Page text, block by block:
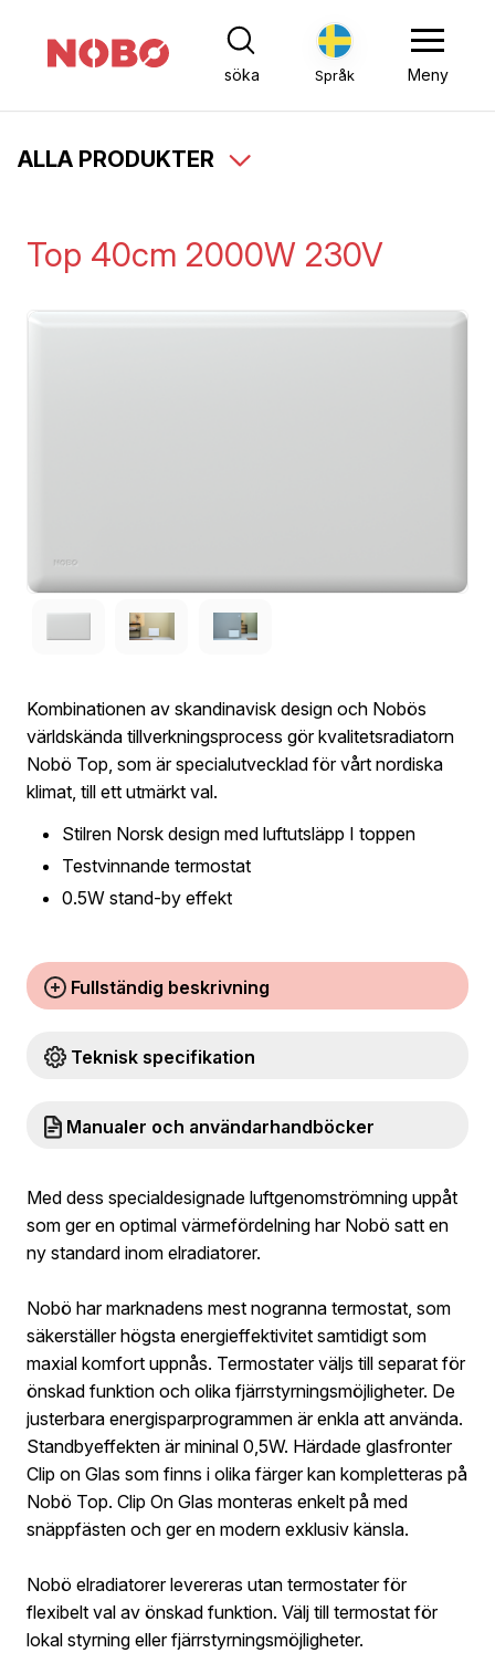
söka Språk Meny
ALLA PRODUKTER
Top 40cm 2000W 230V
Kombinationen av skandinavisk design och Nobös
världskända tillverkningsprocess gör kvalitetsradiatorn
Nobö Top, som är specialutvecklad för vårt nordiska
klimat, till ett utmärkt val.
Stilren Norsk design med luftutsläpp I toppen
Testvinnande termostat
0.5W stand-by effekt
Fullständig beskrivning
Teknisk specifikation
Manualer och användarhandböcker
Med dess specialdesignade luftgenomströmning uppåt
som ger en optimal värmefördelning har Nobö satt en
ny standard inom elradiatorer.
Nobö har marknadens mest nogranna termostat, som
säkerställer högsta energieffektivitet samtidigt som
maxial komfort uppnås. Termostater väljs till separat för
önskad funktion och olika fjärrstyrningsmöjligheter. De
justerbara energisparprogrammen är enkla att använda.
Standbyeffekten är mininal 0,5W. Härdade glasfronter
Clip on Glas som finns i olika färger kan kompletteras på
Nobö Top. Clip On Glas monteras enkelt på med
snäppfästen och ger en modern exklusiv känsla.
Nobö elradiatorer levereras utan termostater för
flexibelt val av önskad funktion. Välj till termostat för
lokal styrning eller fjärrstyrningsmöjligheter.